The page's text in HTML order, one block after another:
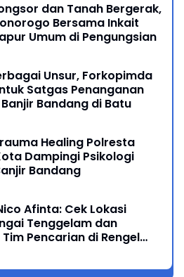
dan Tanah Bergerak,
Bersama Inkait
Umum di Pengungsian
Unsur, Forkopimda
Satgas Penanganan
Bandang di Batu
Healing Polresta
Dampingi Psikologi
Bandang
Afinta: Cek Lokasi
Tenggelam dan
Pencarian di Rengel